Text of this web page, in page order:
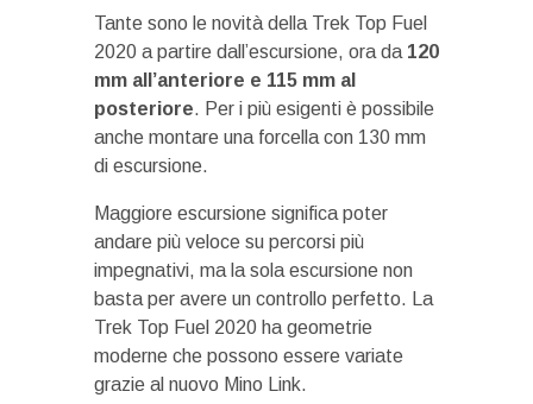
Tante sono le novità della Trek Top Fuel
2020 a partire dall’escursione, ora da 120
mm all’anteriore e 115 mm al
posteriore. Per i più esigenti è possibile
anche montare una forcella con 130 mm
di escursione.
Maggiore escursione significa poter
andare più veloce su percorsi più
impegnativi, ma la sola escursione non
basta per avere un controllo perfetto. La
Trek Top Fuel 2020 ha geometrie
moderne che possono essere variate
grazie al nuovo Mino Link.